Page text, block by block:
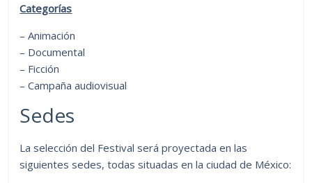
Categorías
– Animación
– Documental
– Ficción
– Campaña audiovisual
Sedes
La selección del Festival será proyectada en las
siguientes sedes, todas situadas en la ciudad de México: